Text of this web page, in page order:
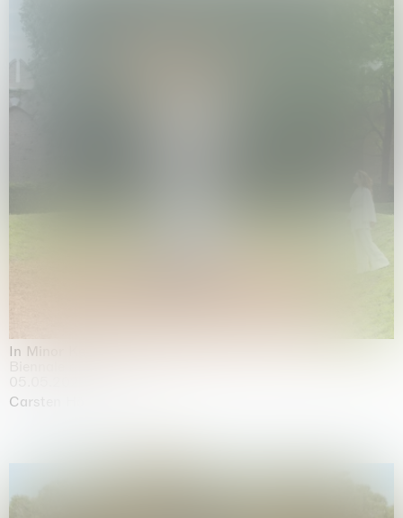
In Minor Keys
Carsten Höller